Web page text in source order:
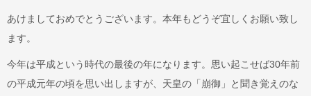
あけましておめでとうございます。本年もどうぞ宜しくお願い致し
ます。
今年は平成という時代の最後の年になります。思い起こせば30年前
の平成元年の頃を思い出しますが、天皇の「崩御」と聞き覚えのな